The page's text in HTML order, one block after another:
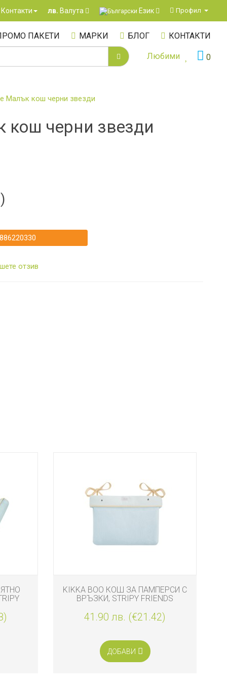
Контакти лв. Валута Език Профил
ПАКЕТИ МАРКИ БЛОГ КОНТАКТИ
0
Любими
Малък кош черни звезди
кош черни звезди
отзив
KIKKA BOO КОШ ЗА ПАМПЕРСИ С
ВРЪЗКИ, STRIPY FRIENDS
41.90 лв. (€21.42)
ДОБАВИ